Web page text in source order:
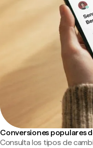
Conversiones populares
Consulta los tipos de